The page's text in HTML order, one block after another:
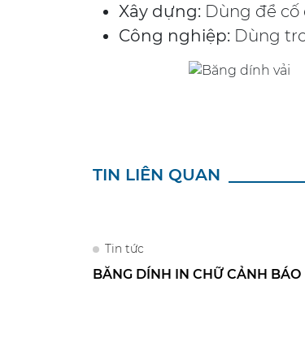
Xây dựng: Dùng để
Công nghiệp: Dùng
TIN LIÊN QUAN
Tin tức
BĂNG DÍNH IN CHỮ CẢNH BÁO